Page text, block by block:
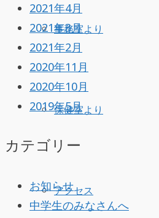
事務室より
保健室より
アクセス
2021年4月
2021年3月
2021年2月
2020年11月
2020年10月
2019年5月
カテゴリー
お知らせ
中学生のみなさんへ